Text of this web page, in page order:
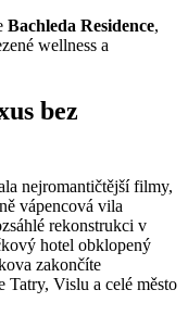
Bachleda Residence,
wellness a
bez
nejromantičtější filmy,
vápencová vila
rekonstrukci v
hotel obklopený
zakončíte
Tatry, Vislu a celé město